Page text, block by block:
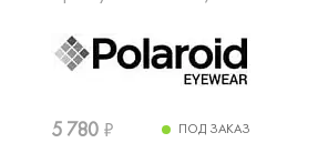
5 780 ₽ ПОД ЗАКАЗ